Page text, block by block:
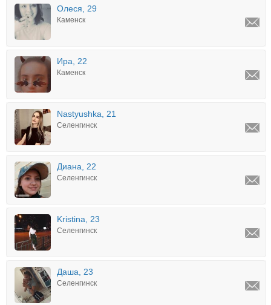
Олеся, 29
Каменск
Ира, 22
Каменск
Nastyushka, 21
Селенгинск
Диана, 22
Селенгинск
Kristina, 23
Селенгинск
Даша, 23
Селенгинск